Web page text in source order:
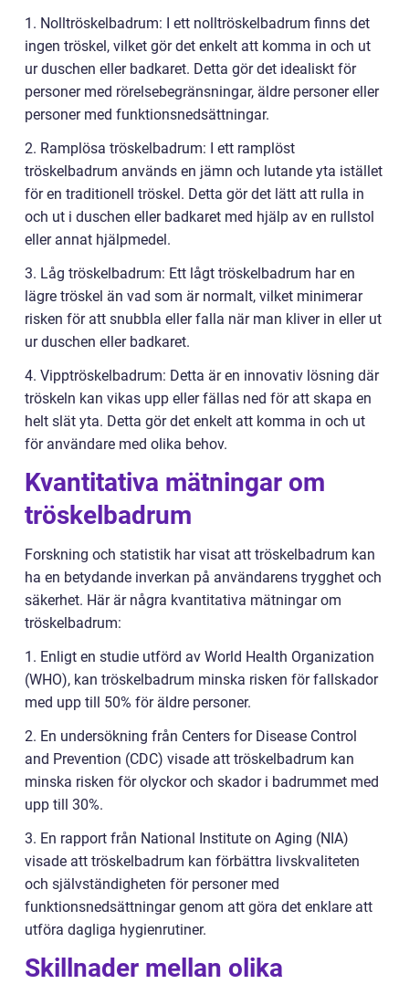
1. Nolltröskelbadrum: I ett nolltröskelbadrum finns det
ingen tröskel, vilket gör det enkelt att komma in och ut
ur duschen eller badkaret. Detta gör det idealiskt för
personer med rörelsebegränsningar, äldre personer eller
personer med funktionsnedsättningar.
2. Ramplösa tröskelbadrum: I ett ramplöst
tröskelbadrum används en jämn och lutande yta istället
för en traditionell tröskel. Detta gör det lätt att rulla in
och ut i duschen eller badkaret med hjälp av en rullstol
eller annat hjälpmedel.
3. Låg tröskelbadrum: Ett lågt tröskelbadrum har en
lägre tröskel än vad som är normalt, vilket minimerar
risken för att snubbla eller falla när man kliver in eller ut
ur duschen eller badkaret.
4. Vipptröskelbadrum: Detta är en innovativ lösning där
tröskeln kan vikas upp eller fällas ned för att skapa en
helt slät yta. Detta gör det enkelt att komma in och ut
för användare med olika behov.
Kvantitativa mätningar om
tröskelbadrum
Forskning och statistik har visat att tröskelbadrum kan
ha en betydande inverkan på användarens trygghet och
säkerhet. Här är några kvantitativa mätningar om
tröskelbadrum:
1. Enligt en studie utförd av World Health Organization
(WHO), kan tröskelbadrum minska risken för fallskador
med upp till 50% för äldre personer.
2. En undersökning från Centers for Disease Control
and Prevention (CDC) visade att tröskelbadrum kan
minska risken för olyckor och skador i badrummet med
upp till 30%.
3. En rapport från National Institute on Aging (NIA)
visade att tröskelbadrum kan förbättra livskvaliteten
och självständigheten för personer med
funktionsnedsättningar genom att göra det enklare att
utföra dagliga hygienrutiner.
Skillnader mellan olika